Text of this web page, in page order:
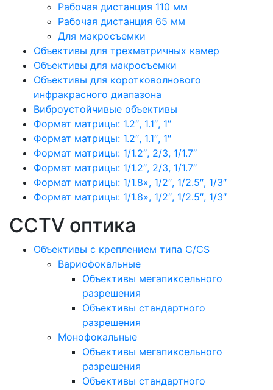
Рабочая дистанция 110 мм
Рабочая дистанция 65 мм
Для макросъемки
Объективы для трехматричных камер
Объективы для макросъемки
Объективы для коротковолнового
инфракрасного диапазона
Виброустойчивые объективы
Формат матрицы: 1.2″, 1.1″, 1″
Формат матрицы: 1.2″, 1.1″, 1″
Формат матрицы: 1/1.2″, 2/3, 1/1.7″
Формат матрицы: 1/1.2″, 2/3, 1/1.7″
Формат матрицы: 1/1.8», 1/2″, 1/2.5″, 1/3″
Формат матрицы: 1/1.8», 1/2″, 1/2.5″, 1/3″
CCTV оптика
Объективы с креплением типа C/CS
Вариофокальные
Объективы мегапиксельного
разрешения
Объективы стандартного
разрешения
Монофокальные
Объективы мегапиксельного
разрешения
Объективы стандартного